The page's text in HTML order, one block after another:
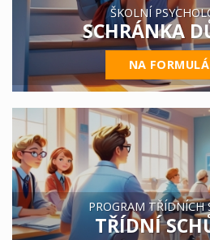
ŠKOLNÍ
SCHRÁNKA
NA
PROGRAM TŘÍDNÍCH
TŘÍDNÍ